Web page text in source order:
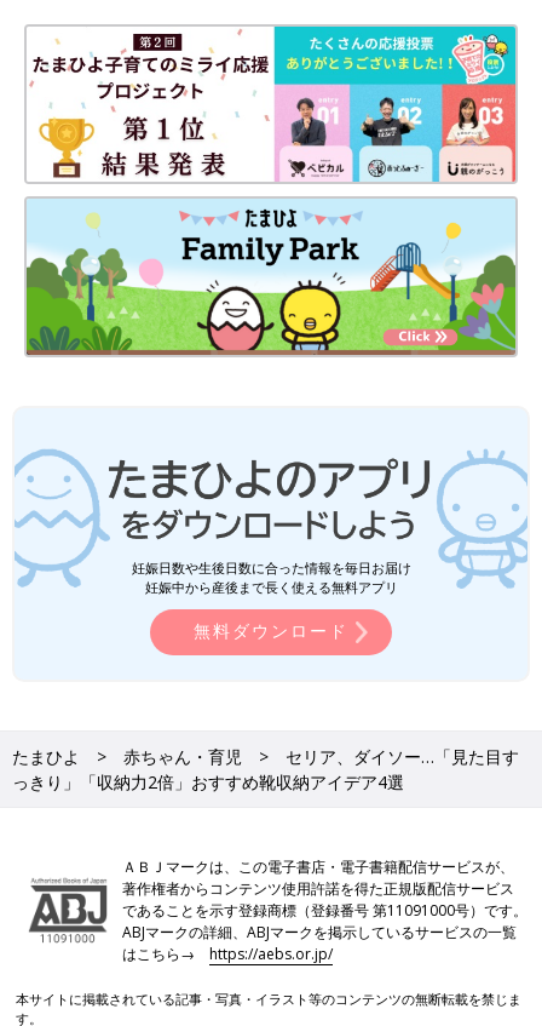
妊娠日数や生後日数に合った情報を毎日お届け
妊娠中から産後まで長く使える無料アプリ
無料ダウンロード
たまひよ 赤ちゃん・育児
セリア、ダイソー…「見た目す
っきり」「収納力2倍」おすすめ靴収納アイデア4選
ＡＢＪマークは、この電子書店・電子書籍配信サービスが、
著作権者からコンテンツ使用許諾を得た正規版配信サービス
であることを示す登録商標（登録番号 第11091000号）です。
ABJマークの詳細、ABJマークを掲示しているサービスの一覧
はこちら→https://aebs.or.jp/
本サイトに掲載されている記事・写真・イラスト等のコンテンツの無断転載を禁じま
す。